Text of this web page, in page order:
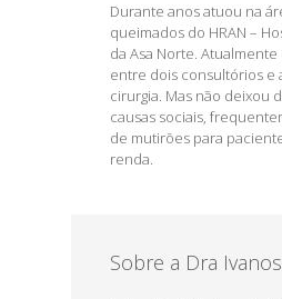
Durante anos atuou na
queimados do HRAN –
da Asa Norte.
entre dois consultórios e
cirurgia. Mas não deixou
causas sociais,
de mutirões para
renda.
Sobre a Dra